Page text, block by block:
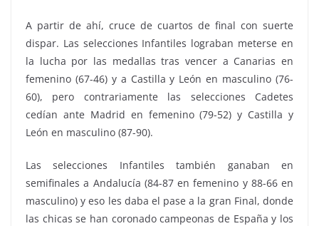
A partir de ahí, cruce de cuartos de final con suerte
dispar. Las selecciones Infantiles lograban meterse en
la lucha por las medallas tras vencer a Canarias en
femenino (67-46) y a Castilla y León en masculino (76-
60), pero contrariamente las selecciones Cadetes
cedían ante Madrid en femenino (79-52) y Castilla y
León en masculino (87-90).
Las selecciones Infantiles también ganaban en
semifinales a Andalucía (84-87 en femenino y 88-66 en
masculino) y eso les daba el pase a la gran Final, donde
las chicas se han coronado campeonas de España y los